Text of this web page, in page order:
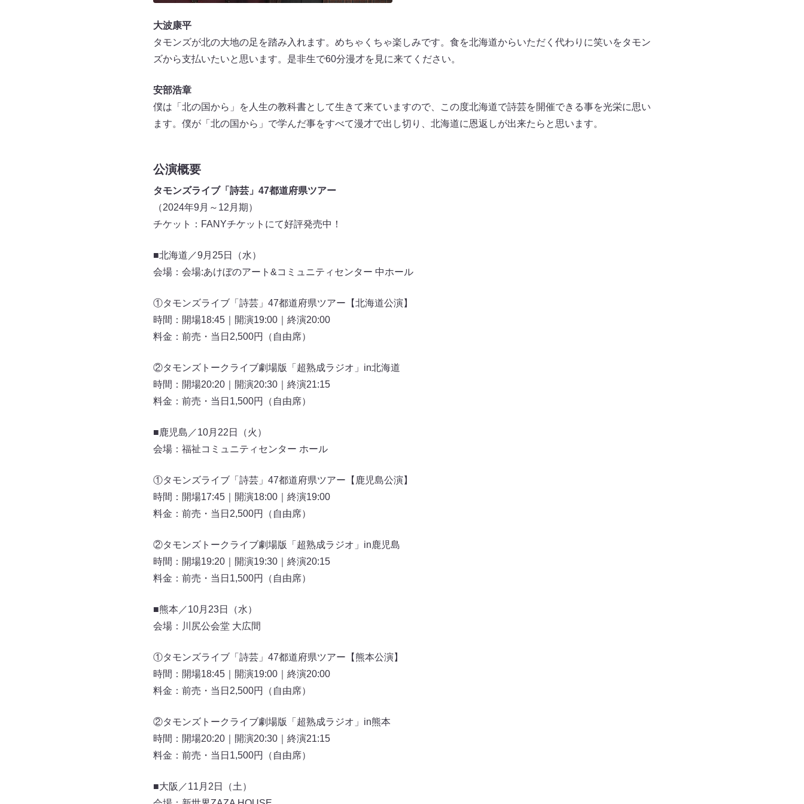
大波康平
タモンズが北の大地の足を踏み入れます。めちゃくちゃ楽しみです。食を北海道からいただく代わりに笑いをタモン
ズから支払いたいと思います。是非生で60分漫才を見に来てください。
安部浩章
僕は「北の国から」を人生の教科書として生きて来ていますので、この度北海道で詩芸を開催できる事を光栄に思い
ます。僕が「北の国から」で学んだ事をすべて漫才で出し切り、北海道に恩返しが出来たらと思います。
公演概要
タモンズライブ「詩芸」47都道府県ツアー
（2024年9月～12月期）
チケット：FANYチケットにて好評発売中！
■北海道／9月25日（水）
会場：会場:あけぼのアート&コミュニティセンター 中ホール
①タモンズライブ「詩芸」47都道府県ツアー【北海道公演】
時間：開場18:45｜開演19:00｜終演20:00
料金：前売・当日2,500円（自由席）
②タモンズトークライブ劇場版「超熟成ラジオ」in北海道
時間：開場20:20｜開演20:30｜終演21:15
料金：前売・当日1,500円（自由席）
■鹿児島／10月22日（火）
会場：福祉コミュニティセンター ホール
①タモンズライブ「詩芸」47都道府県ツアー【鹿児島公演】
時間：開場17:45｜開演18:00｜終演19:00
料金：前売・当日2,500円（自由席）
②タモンズトークライブ劇場版「超熟成ラジオ」in鹿児島
時間：開場19:20｜開演19:30｜終演20:15
料金：前売・当日1,500円（自由席）
■熊本／10月23日（水）
会場：川尻公会堂 大広間
①タモンズライブ「詩芸」47都道府県ツアー【熊本公演】
時間：開場18:45｜開演19:00｜終演20:00
料金：前売・当日2,500円（自由席）
②タモンズトークライブ劇場版「超熟成ラジオ」in熊本
時間：開場20:20｜開演20:30｜終演21:15
料金：前売・当日1,500円（自由席）
■大阪／11月2日（土）